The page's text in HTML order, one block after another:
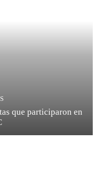
que participaron en